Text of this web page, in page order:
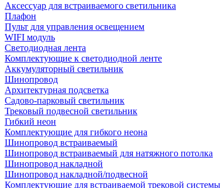
Аксессуар для встраиваемого светильника
Плафон
Пульт для управления освещением
WIFI модуль
Светодиодная лента
Комплектующие к светодиодной ленте
Аккумуляторный светильник
Шинопровод
Архитектурная подсветка
Садово-парковый светильник
Трековый подвесной светильник
Гибкий неон
Комплектующие для гибкого неона
Шинопровод встраиваемый
Шинопровод встраиваемый для натяжного потолка
Шинопровод накладной
Шинопровод накладной/подвесной
Комплектующие для встраиваемой трековой системы